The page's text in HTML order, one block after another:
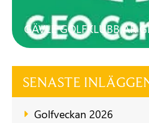
GÄVLE GOLFKLUBB ÄR
SENASTE
Golfveckan 2026